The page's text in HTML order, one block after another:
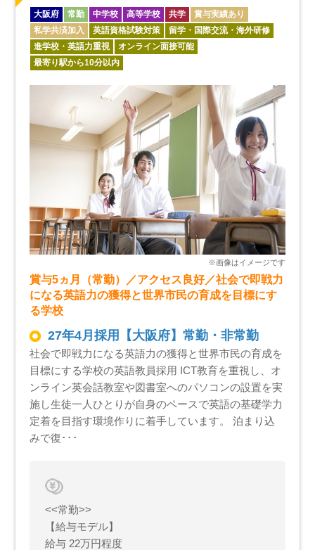
大阪府 常勤 中学校 高等学校 共学
賞与実績あり
私学共済加入
英語資格試験対策
留学・国際交流・海外研修
進学校・英語力重視
オンライン面接可能
最寄り駅から10分以内
賞与5ヵ月（常勤）／アクセス良好／社会で即戦力
になる英語力の獲得と世界市民の育成を目標にす
る学校
27年4月採用【大阪府】常勤・非常勤
社会で即戦力になる英語力の獲得と世界市民の育成を
目標にする学校の英語教員採用 ICT教育を重視し、オ
ンライン英会話教室や図書室へのパソコンの設置を実
施し生徒一人ひとりが自身のペースで英語の基礎学力
定着を目指す環境作りに着手しています。 泊まり込
みで復･･･
<<常勤>>
【給与モデル】
給与 22万円程度